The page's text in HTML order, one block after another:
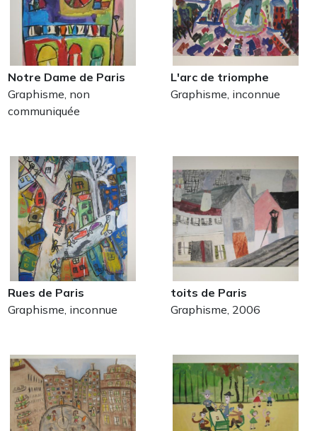
Notre Dame de Paris
Graphisme, non
communiquée
L'arc de triomphe
Graphisme, inconnue
Rues de Paris
Graphisme, inconnue
toits de Paris
Graphisme, 2006